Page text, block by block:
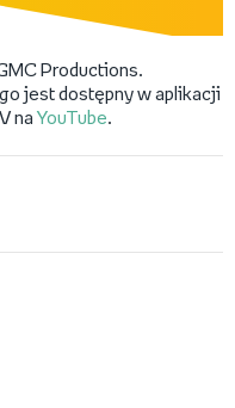
Productions.
jest dostępny w aplikacji
na YouTube.